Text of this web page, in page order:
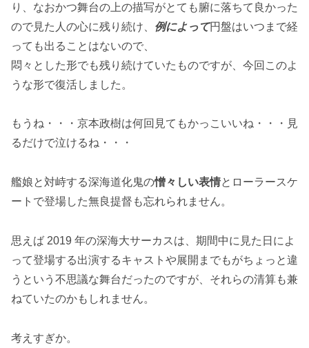
り、なおかつ舞台の上の描写がとても腑に落ちて良かった
ので見た人の心に残り続け、 例によって円盤はいつまで経
っても出ることはないので、
悶々とした形でも残り続けていたものですが、今回このよ
うな形で復活しました。
もうね・・・京本政樹は何回見てもかっこいいね・・・見
るだけで泣けるね・・・
艦娘と対峙する深海道化鬼の憎々しい表情とローラースケ
ートで登場した無良提督も忘れられません。
思えば 2019 年の深海大サーカスは、期間中に見た日によ
って登場する出演するキャストや展開までもがちょっと違
うという不思議な舞台だったのですが、それらの清算も兼
ねていたのかもしれません。
考えすぎか。